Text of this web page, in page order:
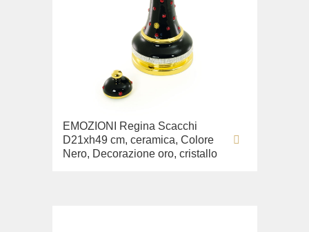
EMOZIONI Regina Scacchi
D21xh49 cm, ceramica, Colore
Nero, Decorazione oro, cristallo